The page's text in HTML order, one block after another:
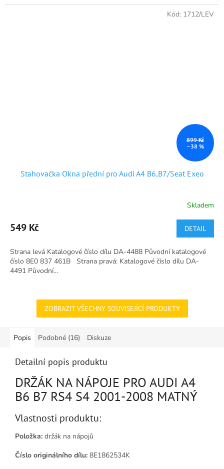
899 Kč
–38 %
Stahovačka Okna přední pro Audi A4 B6,B7/Seat Exeo
Skladem
549 Kč DETAIL
Strana levá Katalogové číslo dílu DA-4488 Původní katalogové
číslo 8E0 837 461B Strana pravá: Katalogové číslo dílu DA-
4491 Původní...
Kód: 1712/LEV
ZOBRAZIT VŠECHNY SOUVISEJÍCÍ PRODUKTY
Popis Podobné (16) Diskuze
Detailní popis produktu
DRŽÁK NA NÁPOJE PRO AUDI A4
B6 B7 RS4 S4 2001-2008 MATNÝ
Vlastnosti produktu:
Položka: držák na nápojů
Číslo originálního dílu: 8E1862534K